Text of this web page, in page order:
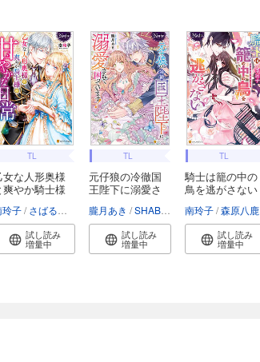
TL
女な人形奥様
爽やか騎士様
玲子 さばるどろ
試し読み
増量中
TL
元仔狼の冷徹国
王陛下に溺愛さ
朧月あき SHABON
試し読み
増量中
TL
騎士は籠の中の
鳥を逃がさない
南玲子 森原八鹿
試し読み
増量中